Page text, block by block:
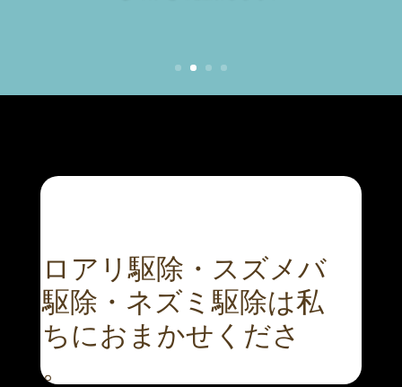
シロアリ駆除・スズメバ
チ駆除・ネズミ駆除は私
たちにおまかせくださ
い。